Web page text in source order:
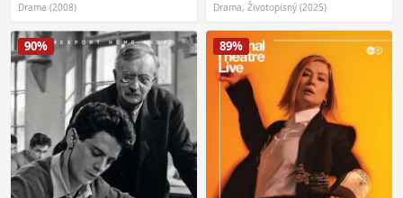
Drama (2008) Drama, Životopisný (2025)
90% 89%